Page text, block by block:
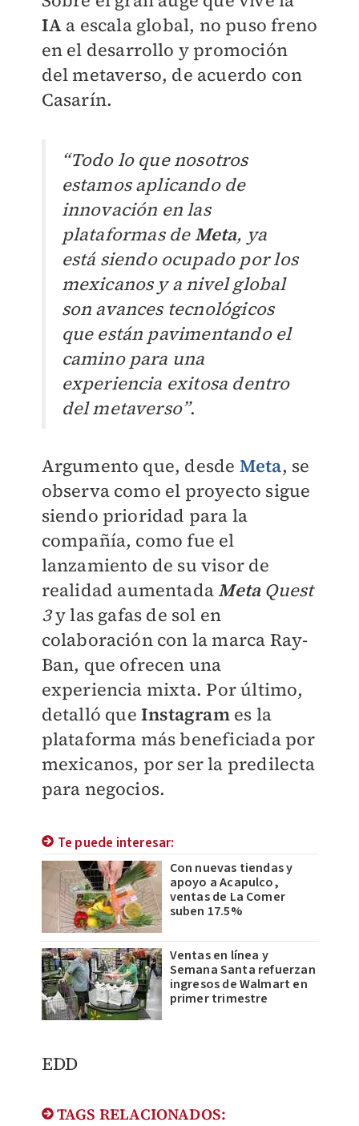
IAa escala global, no puso freno
en el desarrollo y promoción
del metaverso, de acuerdo con
Casarín.
“Todo lo que nosotros
estamos aplicando de
innovación en las
plataformas deMeta, ya
está siendo ocupado por los
mexicanos y a nivel global
son avances tecnológicos
que están pavimentando el
camino para una
experiencia exitosa dentro
del metaverso”.
Argumento que, desde Meta, se
observa como el proyecto sigue
siendo prioridad para la
compañía, como fue el
lanzamiento de su visor de
realidad aumentadaMetaQuest
3y las gafas de sol en
colaboración con la marca Ray-
Ban, que ofrecen una
experiencia mixta.Por último,
detalló que Instagrames la
plataforma más beneficiada por
mexicanos, por ser la predilecta
para negocios.
Te puede interesar:
Con nuevas tiendas y
apoyo a Acapulco,
ventas de La Comer
suben 17.5%
Ventas en línea y
Semana Santa refuerzan
ingresos de Walmart en
primer trimestre
EDD
TAGS RELACIONADOS: